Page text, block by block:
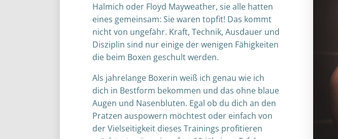
Halmich oder Floyd Mayweather, sie alle hatten
eines gemeinsam: Sie waren topfit! Das kommt
nicht von ungefähr. Kraft, Technik, Ausdauer und
Disziplin sind nur einige der wenigen Fähigkeiten
die beim Boxen geschult werden.
Als jahrelange Boxerin weiß ich genau wie ich
dich in Bestform bekommen und das ohne blaue
Augen und Nasenbluten. Egal ob du dich an den
Pratzen auspowern möchtest oder einfach von
der Vielseitigkeit dieses Trainings profitieren